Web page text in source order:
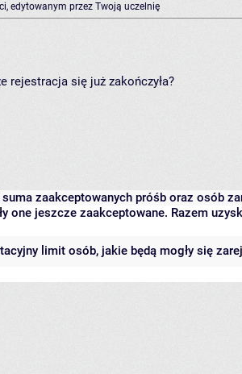
edytowanym przez Twoją uczelnię
rejestracja się już zakończyła?
suma zaakceptowanych próśb oraz osób
one jeszcze zaakceptowane. Razem
limit osób, jakie będą mogły się